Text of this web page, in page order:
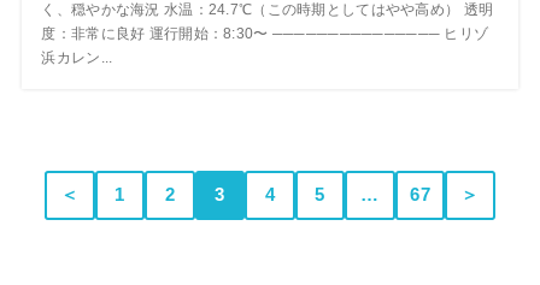
く、穏やかな海況 水温：24.7℃（この時期としてはやや高め） 透明
度：非常に良好 運行開始：8:30〜 ─────────────── ヒリゾ
浜カレン...
＜ 1 2 3 4 5 … 67 ＞